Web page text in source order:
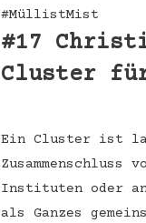
#MüllistMist
#17
Cluster
Ein Cluster ist
Zusammenschluss
Instituten oder
als Ganzes